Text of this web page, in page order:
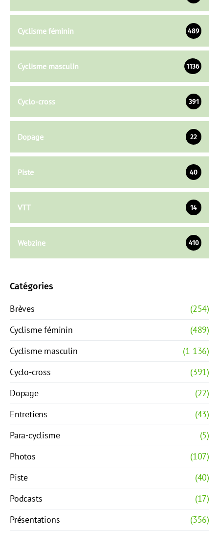
Cyclisme féminin 489
Cyclisme masculin 1136
Cyclo-cross 391
Dopage 22
Piste 40
VTT 14
Webzine 410
Catégories
Brèves
(254)
Cyclisme féminin
(489)
Cyclisme masculin
(1 136)
Cyclo-cross
(391)
Dopage
(22)
Entretiens
(43)
Para-cyclisme
(5)
Photos
(107)
Piste
(40)
Podcasts
(17)
Présentations
(356)